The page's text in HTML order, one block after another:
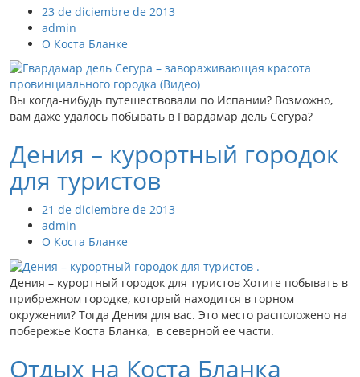
23 de diciembre de 2013
admin
О Коста Бланке
Вы когда-нибудь путешествовали по Испании? Возможно,
вам даже удалось побывать в Гвардамар дель Сегура?
Дения – курортный городок
для туристов
21 de diciembre de 2013
admin
О Коста Бланке
Дения – курортный городок для туристов Хотите побывать в
прибрежном городке, который находится в горном
окружении? Тогда Дения для вас. Это место расположено на
побережье Коста Бланка, в северной ее части.
Отдых на Коста Бланка